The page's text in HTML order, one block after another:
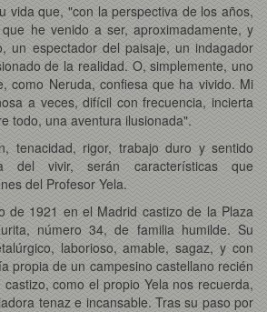
vida que, "con la perspectiva de los años,
he venido a ser, aproximadamente, y
un espectador del paisaje, un indagador
de la realidad. O, simplemente, uno
como Neruda, confiesa que ha vivido. Mi
a veces, difícil con frecuencia, incierta
todo, una aventura ilusionada".
tenacidad, rigor, trabajo duro y sentido
del vivir, serán características que
del Profesor Yela.
de 1921 en el Madrid castizo de la Plaza
número 34, de familia humilde. Su
laborioso, amable, sagaz, y con
propia de un campesino castellano recién
como el propio Yela nos recuerda,
tenaz e incansable. Tras su paso por